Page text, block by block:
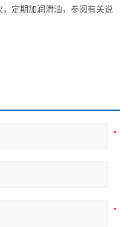
定期加润滑油，参阅有关说